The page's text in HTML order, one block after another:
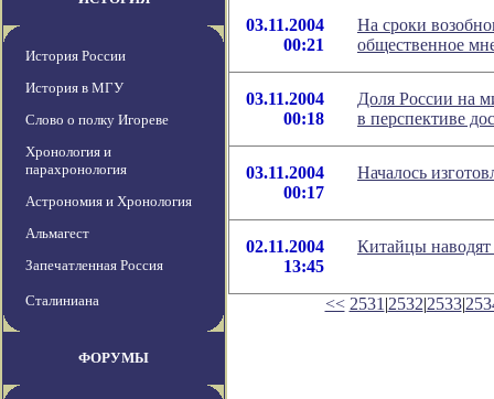
История России
История в МГУ
Слово о полку Игореве
Хронология и
парахронология
Астрономия и Хронология
Альмагест
Запечатленная Россия
Сталиниана
ФОРУМЫ
03.11.2004
00:21
На сроки
общественное
03.11.2004
00:18
Доля России на
в перспективе
03.11.2004
00:17
Началось
02.11.2004
13:45
Китайцы
<< 2531 |2532|2533|